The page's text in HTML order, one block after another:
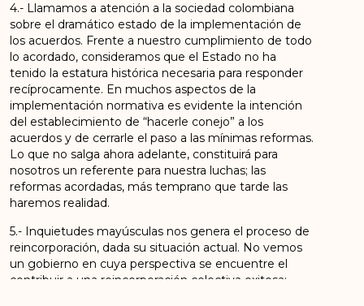
4.- Llamamos a atención a la sociedad colombiana
sobre el dramático estado de la implementación de
los acuerdos. Frente a nuestro cumplimiento de todo
lo acordado, consideramos que el Estado no ha
tenido la estatura histórica necesaria para responder
recíprocamente. En muchos aspectos de la
implementación normativa es evidente la intención
del establecimiento de “hacerle conejo” a los
acuerdos y de cerrarle el paso a las mínimas reformas.
Lo que no salga ahora adelante, constituirá para
nosotros un referente para nuestra luchas; las
reformas acordadas, más temprano que tarde las
haremos realidad.
5.- Inquietudes mayúsculas nos genera el proceso de
reincorporación, dada su situación actual. No vemos
un gobierno en cuya perspectiva se encuentre el
contribuir a una reincorporación colectiva exitosa;